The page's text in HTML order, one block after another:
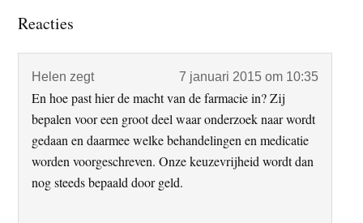
Lees
Reacties
Helen zegt 7 januari 2015 om 10:35
En hoe past hier de macht van de farmacie in? Zij
bepalen voor een groot deel waar onderzoek naar wordt
gedaan en daarmee welke behandelingen en medicatie
worden voorgeschreven. Onze keuzevrijheid wordt dan
nog steeds bepaald door geld.